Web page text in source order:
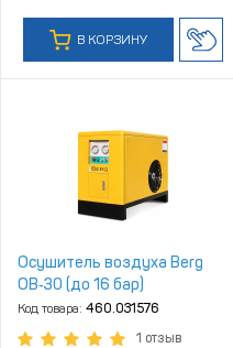
В КОРЗИНУ
Осушитель воздуха Berg
ОВ‑30 (до 16 бар)
Код товара: 460.031576
1 отзыв